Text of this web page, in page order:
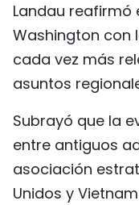
Landau
Washington con
cada vez más
asuntos
Subrayó que la
entre antiguos
asociación
Unidos y